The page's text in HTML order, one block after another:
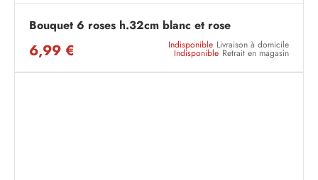
Bouquet 6 roses h.32cm blanc et rose
6,99 € Indisponible Livraison à domicile
Indisponible Retrait en magasin